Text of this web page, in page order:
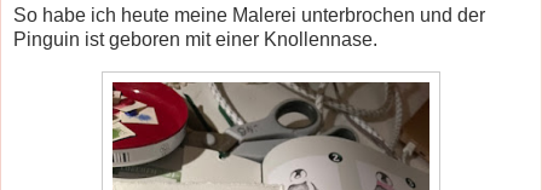
So habe ich heute meine Malerei unterbrochen und der
Pinguin ist geboren mit einer Knollennase.